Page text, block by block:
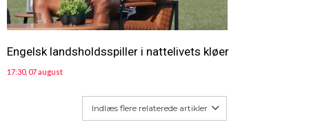
Engelsk landsholdsspiller i nattelivets kløer
17:30, 07 august
Indlæs flere relaterede artikler